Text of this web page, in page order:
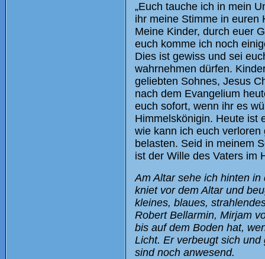
„Euch tauche ich in mein
ihr meine Stimme in euren
Meine Kinder, durch euer
euch komme ich noch
Dies ist gewiss und sei
wahrnehmen dürfen.
geliebten Sohnes, Jesus
nach dem Evangelium
euch sofort, wenn ihr es
Himmelskönigin. Heute ist
wie kann ich euch
belasten. Seid in meinem
ist der Wille des Vaters im
Am Altar sehe ich hinten
kniet vor dem Altar und
kleines, blaues,
Robert Bellarmin, Mirjam
bis auf dem Boden hat,
Licht. Er verbeugt sich
sind noch anwesend.